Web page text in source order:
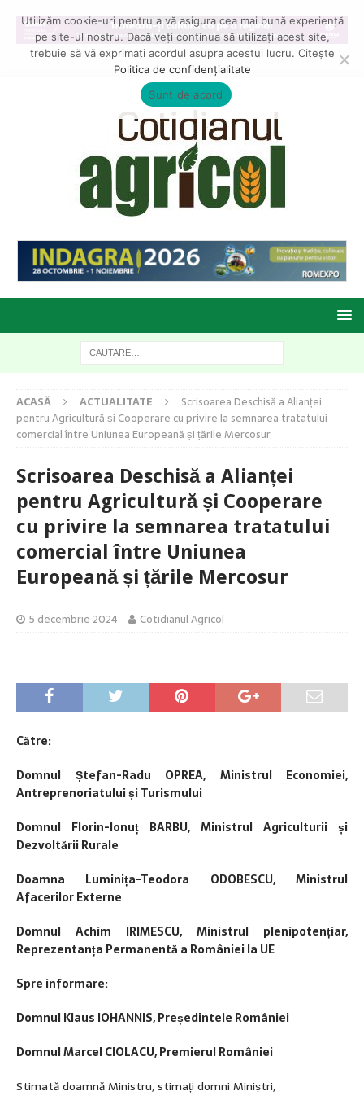
ACASĂ ACTUALITATE
Scrisoarea Deschisă a Alianței
pentru Agricultură și Cooperare cu privire la semnarea tratatului
comercial între Uniunea Europeană și țările Mercosur
Scrisoarea Deschisă a Alianței
pentru Agricultură și Cooperare
cu privire la semnarea tratatului
comercial între Uniunea
Europeană și țările Mercosur
5 decembrie 2024 Cotidianul Agricol
Către:
Domnul Ștefan-Radu OPREA, Ministrul Economiei,
Antreprenoriatului și Turismului
Domnul Florin-Ionuț BARBU, Ministrul Agriculturii și
Dezvoltării Rurale
Doamna Luminița-Teodora ODOBESCU, Ministrul
Afacerilor Externe
Domnul Achim IRIMESCU, Ministrul plenipotențiar,
Reprezentanța Permanentă a României la UE
Spre informare:
Domnul Klaus IOHANNIS, Președintele României
Domnul Marcel CIOLACU, Premierul României
Stimată doamnă Ministru, stimați domni Miniștri,
Utilizăm cookie-uri pentru a vă asigura cea mai bună experiență
pe site-ul nostru. Dacă veți continua să utilizați acest site,
trebuie să vă exprimați acordul asupra acestui lucru. Citește
Politica de confidențialitate
Sunt de acord